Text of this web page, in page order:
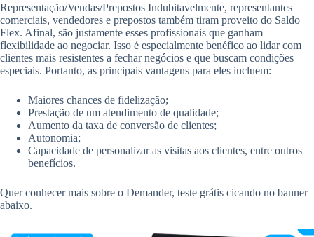
Representação/Vendas/Prepostos Indubitavelmente, representantes
comerciais, vendedores e prepostos também tiram proveito do Saldo
Flex. Afinal, são justamente esses profissionais que ganham
flexibilidade ao negociar. Isso é especialmente benéfico ao lidar com
clientes mais resistentes a fechar negócios e que buscam condições
especiais. Portanto, as principais vantagens para eles incluem:
Maiores chances de fidelização;
Prestação de um atendimento de qualidade;
Aumento da taxa de conversão de clientes;
Autonomia;
Capacidade de personalizar as visitas aos clientes, entre outros
benefícios.
Quer conhecer mais sobre o Demander, teste grátis cicando no banner
abaixo.